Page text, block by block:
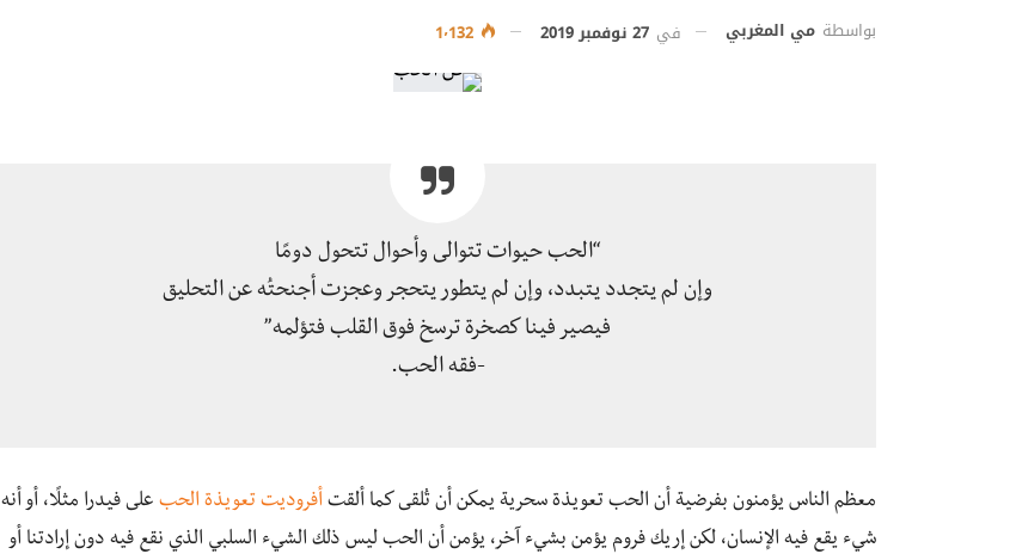
بواسطة مي المغربي في 27 نوفمبر 2019
“الحب حيوات تتوالى وأحوال تتحول دومًا
وإن لم يتجدد يتبدد، وإن لم يتطور يتحجر وعجزت أجنحتُه عن التحليق
فيصير فينا كصخرة ترسخ فوق القلب فتؤلمه”
-فقه الحب.
معظم الناس يؤمنون بفرضية أن الحب تعويذة سحرية يمكن أن تُلقى كما ألقت أفروديت تعويذة الحب على فيدرا مثلًا، أو أنه
شيء يقع فيه الإنسان، لكن إريك فروم يؤمن بشيء آخر، يؤمن أن الحب ليس ذلك الشيء السلبي الذي نقع فيه دون إرادتنا أو